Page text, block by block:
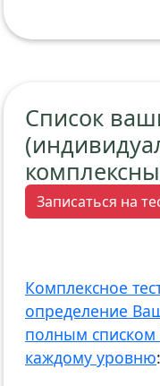
Список
Записаться на
Комплексное
определение
полным
каждому уровню: